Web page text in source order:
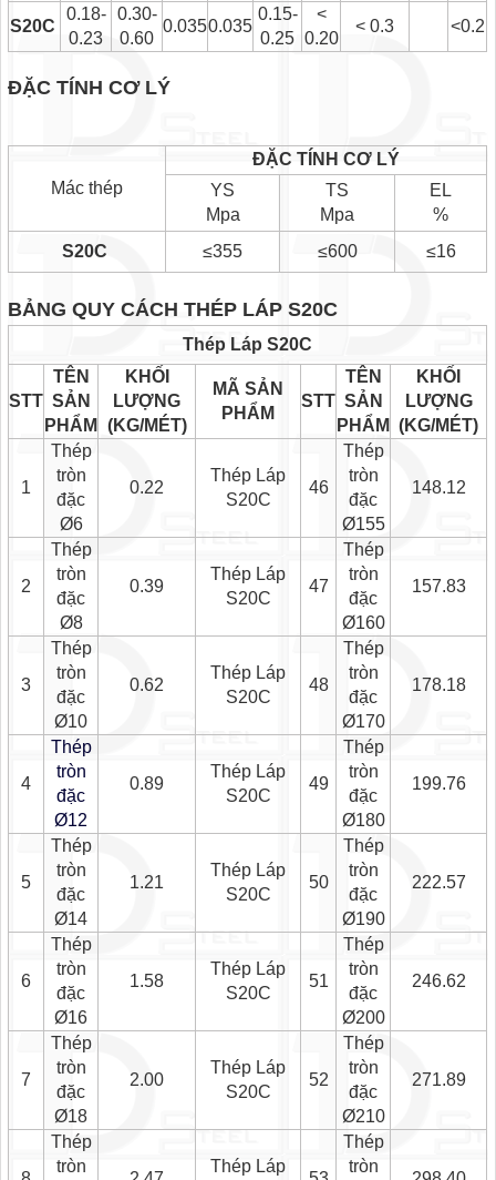
S20C
0.18-
0.23
0.30-
0.60
0.0350.035
0.15-
0.25
<
0.20
< 0.3 <0.2
ĐẶC TÍNH CƠ LÝ
Mác thép
ĐẶC TÍNH CƠ LÝ
YS
Mpa
TS
Mpa
EL
%
S20C
≤355 ≤600 ≤16
BẢNG QUY CÁCH THÉP LÁP S20C
Thép Láp S20C
STT
TÊN
SẢN
PHẨM
KHỐI
LƯỢNG
(KG/MÉT)
MÃ SẢN
PHẨM
STT
TÊN
SẢN
PHẨM
KHỐI
LƯỢNG
(KG/MÉT)
1
Thép
tròn
đặc
Ø6
0.22
Thép Láp
S20C
46
Thép
tròn
đặc
Ø155
148.12
2
Thép
tròn
đặc
Ø8
0.39
Thép Láp
S20C
47
Thép
tròn
đặc
Ø160
157.83
3
Thép
tròn
đặc
Ø10
0.62
Thép Láp
S20C
48
Thép
tròn
đặc
Ø170
178.18
4
Thép
tròn
đặc
Ø12
0.89
Thép Láp
S20C
49
Thép
tròn
đặc
Ø180
199.76
5
Thép
tròn
đặc
Ø14
1.21
Thép Láp
S20C
50
Thép
tròn
đặc
Ø190
222.57
6
Thép
tròn
đặc
Ø16
1.58
Thép Láp
S20C
51
Thép
tròn
đặc
Ø200
246.62
7
Thép
tròn
đặc
Ø18
2.00
Thép Láp
S20C
52
Thép
tròn
đặc
Ø210
271.89
Thép
tròn
Thép Láp
Thép
tròn